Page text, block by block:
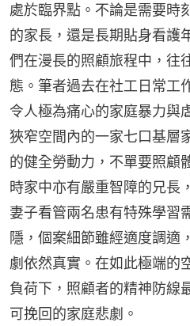
處於臨界點。不論是需要時
的家長，還是長期貼身看護
們在漫長的照顧旅程中，往
態。筆者過去在社工日常工
令人極為痛心的家庭暴力與
狹窄空間內的一家七口基層
的健全勞動力，不單要照顧
時家中亦有嚴重智障的兄長
妻子看管兩名患有特殊學習
隱，個案細節雖經適度調適
劇依然真實。在如此極端的
負荷下，照顧者的精神防線
可挽回的家庭悲劇。